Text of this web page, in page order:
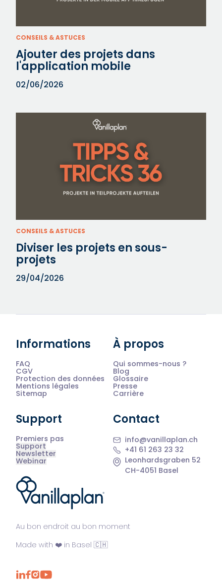
CONSEILS & ASTUCES
Ajouter des projets dans
l'application mobile
02/06/2026
CONSEILS & ASTUCES
Diviser les projets en sous-
projets
29/04/2026
®
Au bon endroit au bon moment
Made with ❤️ in Basel 🇨🇭
Informations
FAQ
CGV
Protection des données
Mentions légales
Sitemap
À propos
Qui sommes-nous ?
Blog
Glossaire
Presse
Carrière
Support
Premiers pas
Support
Newsletter
Webinar
Contact
info@vanillaplan.ch
+41 61 263 23 32
Leonhardsgraben 52
CH-4051 Basel